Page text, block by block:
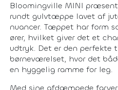
Bloomingville MINI
rundt gulvtæppe lavet af
nuancer. Tæppet har form
ører, hvilket giver det et
udtryk. Det er den perfekte
børneværelset, hvor det
en hyggelig ramme for leg.
Med sine afdæmpede